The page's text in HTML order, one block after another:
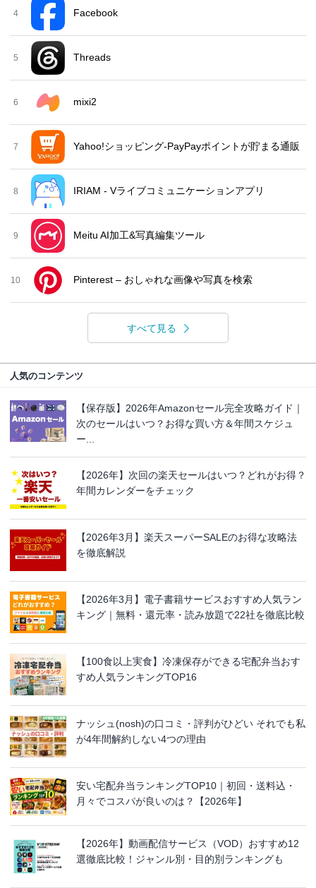
4 Facebook
5 Threads
6 mixi2
7 Yahoo!ショッピング-PayPayポイントが貯まる通販
8 IRIAM - Vライブコミュニケーションアプリ
9 Meitu AI加工&写真編集ツール
10 Pinterest – おしゃれな画像や写真を検索
すべて見る
人気のコンテンツ
【保存版】2026年Amazonセール完全攻略ガイド｜
次のセールはいつ？お得な買い方＆年間スケジュ
ー...
【2026年】次回の楽天セールはいつ？どれがお得？
年間カレンダーをチェック
【2026年3月】楽天スーパーSALEのお得な攻略法
を徹底解説
【2026年3月】電子書籍サービスおすすめ人気ラン
キング｜無料・還元率・読み放題で22社を徹底比較
【100食以上実食】冷凍保存ができる宅配弁当おす
すめ人気ランキングTOP16
ナッシュ(nosh)の口コミ・評判がひどい それでも私
が4年間解約しない4つの理由
安い宅配弁当ランキングTOP10｜初回・送料込・
月々でコスパが良いのは？【2026年】
【2026年】動画配信サービス（VOD）おすすめ12
選徹底比較！ジャンル別・目的別ランキングも